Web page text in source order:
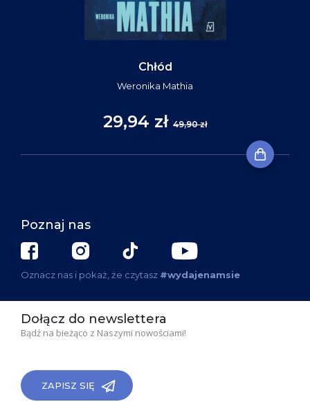
Chłód
Weronika Mathia
29,94 zł 49,90 zł
Poznaj nas
Oznacz nas i pokaż, że czytasz #wydajenamsie
Dołącz do newslettera
Bądź na bieżąco z Naszymi nowościami!
ZAPISZ SIĘ